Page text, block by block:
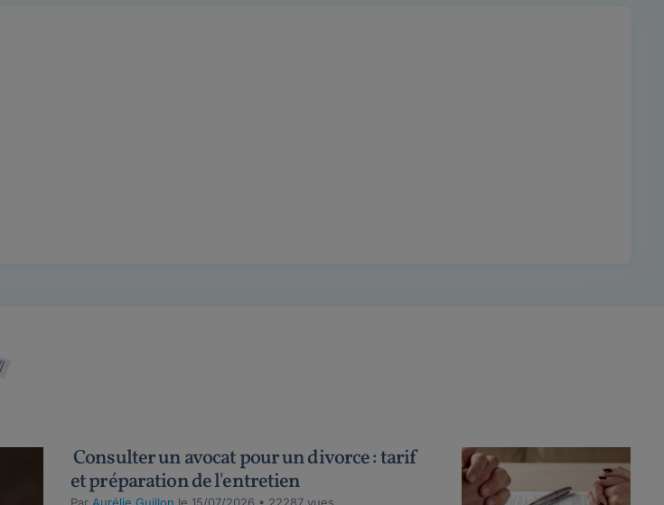
Consulter un avocat pour un divorce : tarif
et préparation de l'entretien